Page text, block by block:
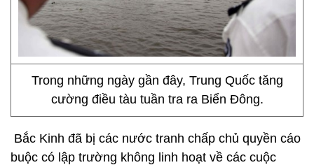
Trong những ngày gần đây, Trung Quốc tăng
cường điều tàu tuần tra ra Biển Đông.
Bắc Kinh đã bị các nước tranh chấp chủ quyền cáo
buộc có lập trường không linh hoạt về các cuộc